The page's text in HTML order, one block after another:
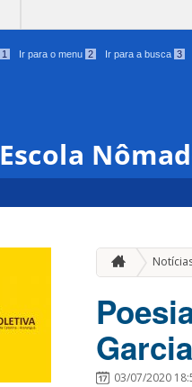
1 Ir para o menu 2 Ir para a busca 3
Escola
Garcia
03/07/2020